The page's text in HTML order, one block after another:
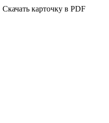
Скачать карточку в PDF